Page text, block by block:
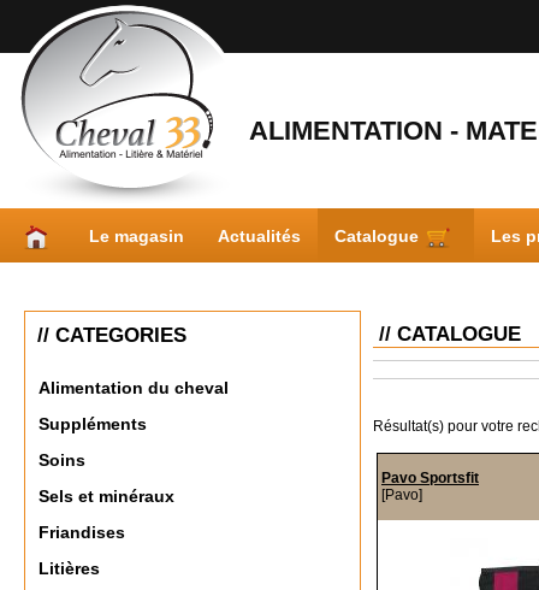
ALIMENTATION -
Le magasin Actualités Catalogue Les
// CATEGORIES
Alimentation du cheval
Suppléments
Soins
Sels et minéraux
Friandises
Litières
// CATALOGUE
Résultat(s) pour votre
Pavo Sportsfit
[Pavo]